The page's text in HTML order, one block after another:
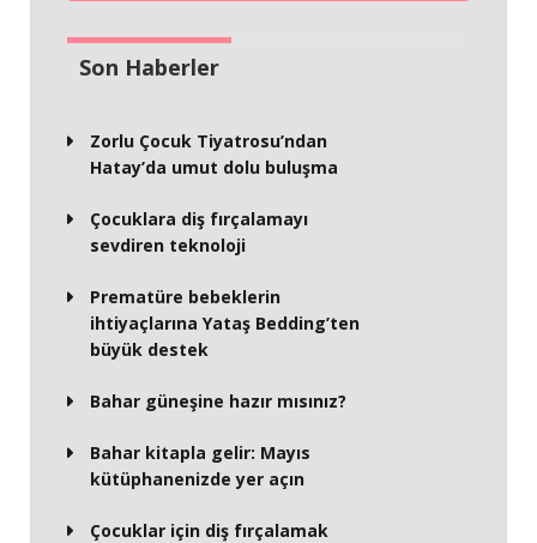
Son Haberler
Zorlu Çocuk Tiyatrosu’ndan
Hatay’da umut dolu buluşma
Çocuklara diş fırçalamayı
sevdiren teknoloji
Prematüre bebeklerin
ihtiyaçlarına Yataş Bedding’ten
büyük destek
Bahar güneşine hazır mısınız?
Bahar kitapla gelir: Mayıs
kütüphanenizde yer açın
Çocuklar için diş fırçalamak